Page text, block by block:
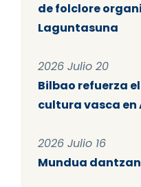
de folclore
Laguntasuna
2026 Julio 20
Bilbao refuerza
cultura vasca en
2026 Julio 16
Mundua